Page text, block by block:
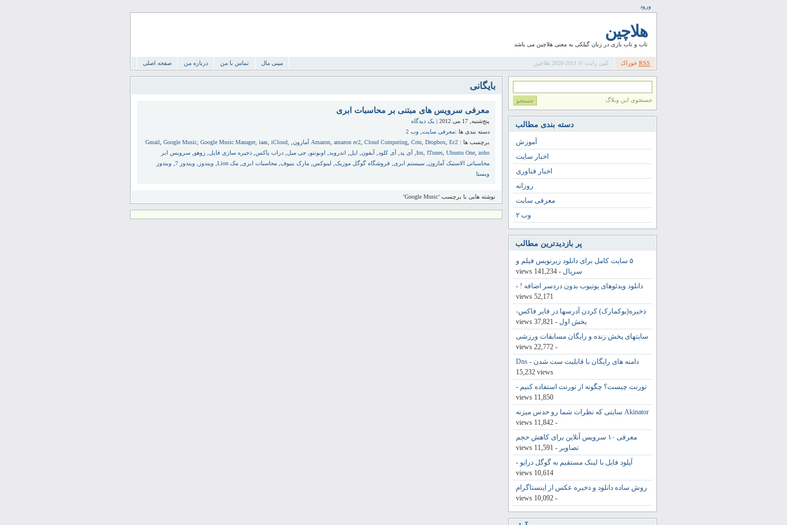
ورود
هلاچین
تاب و تاب بازی در زبان گیلکی به معنی هلاچین می باشد
صفحه اصلی درباره من تماس با من مینی مال RSS کپی رایت © 2011-2020 هلاچین
بایگانی
معرفی سرویس های مبتنی بر محاسبات ابری
پنج‌شنبه, 17 می 2012 |
یک دیدگاه
دسته بندی ها :معرفی سایت
وب 2
برچسب ها :
Amazon amazon ec2 Cloud Computing Crm Dropbox Ec2 آمازون Gmail Google Music Google Music Manager, iaas iCloud
Ios ITunes Ubuntu One zoho آی پد آی کلود آیفون اپل اندروید اوبونتو جی میل دراب پاکس ذخیره سازی فایل زوهو سرویس ابر
محاسباتی الاستیک آمازون سیستم ابری فروشگاه گوگل موزیک لینوکس مارک بنیوف محاسبات ابری مک Lion ویندوز ویندوز 7
ویندوز
ویستا
نوشته هایی با برچسب ‘Google Music’
جستجوی این وبلاگ
دسته بندی مطالب
آموزش
اخبار سایت
اخبار فناوری
روزانه
معرفی سایت
وب ۲
پر بازدیدترین مطالب
۵ سایت کامل برای دانلود زیرنویس فیلم و
سریال - 141,234 views
دانلود ویدئوهای یوتیوب بدون دردسر اضافه ! -
52,171 views
ذخیره(بوکمارک) کردن آدرسها در فایر فاکس-
بخش اول - 37,821 views
سایتهای پخش زنده و رایگان مسابقات ورزشی
- 22,772 views
دامنه های رایگان با قابلیت ست شدن Dns -
15,232 views
تورنت چیست؟ چگونه از تورنت استفاده کنیم -
11,850 views
Akinator سایتی که نظرات شما رو حدس میزنه
- 11,842 views
معرفی ۱۰ سرویس آنلاین برای کاهش حجم
تصاویر - 11,591 views
آپلود فایل با لینک مستقیم به گوگل درایو -
10,614 views
روش ساده دانلود و ذخیره عکس از اینستاگرام
- 10,092 views